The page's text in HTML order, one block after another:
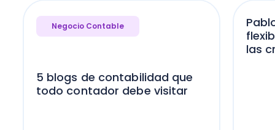
Negocio Contable
5 blogs de contabilidad que
todo contador debe visitar
las